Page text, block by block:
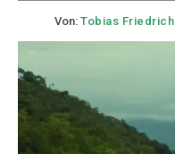
Von: Tobias Friedrich